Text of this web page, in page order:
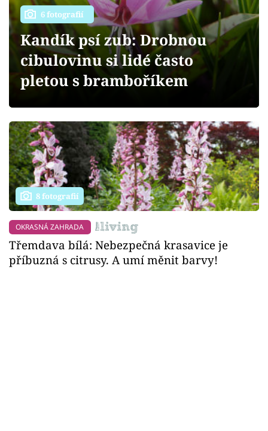
Přihlášení
Sledujte nás
6 fotografií
Kandík psí zub: Drobnou
cibulovinu si lidé často
pletou s bramboříkem
8 fotografií
OKRASNÁ ZAHRADA
Třemdava bílá: Nebezpečná krasavice je
příbuzná s citrusy. A umí měnit barvy!